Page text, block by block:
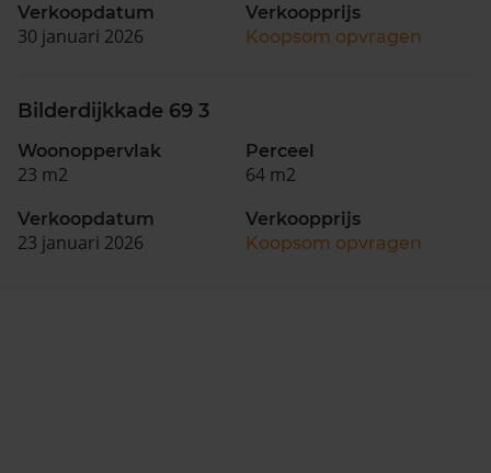
Verkoopdatum
30 januari 2026
Verkoopprijs
Koopsom opvragen
Bilderdijkkade 69 3
Woonoppervlak
23 m2
Perceel
64 m2
Verkoopdatum
23 januari 2026
Verkoopprijs
Koopsom opvragen